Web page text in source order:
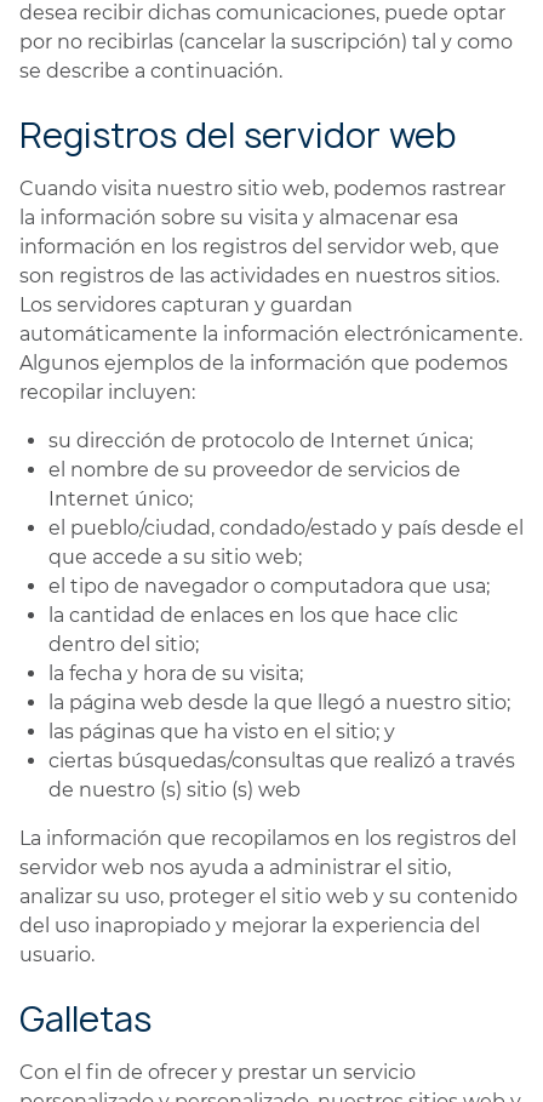
desea recibir dichas comunicaciones, puede optar
por no recibirlas (cancelar la suscripción) tal y como
se describe a continuación.
Registros del servidor web
Cuando visita nuestro sitio web, podemos rastrear
la información sobre su visita y almacenar esa
información en los registros del servidor web, que
son registros de las actividades en nuestros sitios.
Los servidores capturan y guardan
automáticamente la información electrónicamente.
Algunos ejemplos de la información que podemos
recopilar incluyen:
su dirección de protocolo de Internet única;
el nombre de su proveedor de servicios de
Internet único;
el pueblo/ciudad, condado/estado y país desde el
que accede a su sitio web;
el tipo de navegador o computadora que usa;
la cantidad de enlaces en los que hace clic
dentro del sitio;
la fecha y hora de su visita;
la página web desde la que llegó a nuestro sitio;
las páginas que ha visto en el sitio; y
ciertas búsquedas/consultas que realizó a través
de nuestro (s) sitio (s) web
La información que recopilamos en los registros del
servidor web nos ayuda a administrar el sitio,
analizar su uso, proteger el sitio web y su contenido
del uso inapropiado y mejorar la experiencia del
usuario.
Galletas
Con el fin de ofrecer y prestar un servicio